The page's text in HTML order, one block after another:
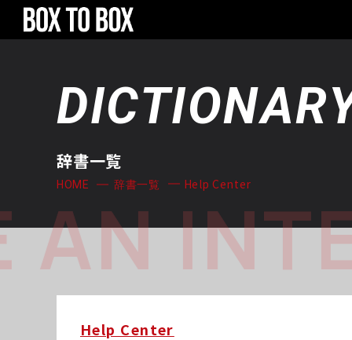
辞書一覧
HOME 辞書一覧 Help Center
Help Center